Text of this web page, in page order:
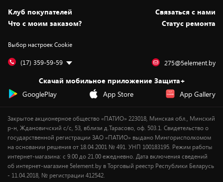
Статьи и обзоры
Вакансии
Дай пять добру!
Безналичный расчёт
Обмен и возврат товара
Обработка персональных данных
Подарочные карты
Установка техники
Для игровых консолей
Для мобильных устройств
Для компьютеров
Сервисные центры
Скидки и промокоды
Белорусские товары
Бонусы
Оплата частями
Новинки
Клуб покупателей
Cвязаться с нами
Что с моим заказом?
Статус ремонта
Выбор настроек Cookie
(17) 359-59-59 275@5element.by
Скачай мобильное приложение Защита+
GooglePlay
App Store App Gallery
Закрытое акционерное общество «ПАТИО» 223018, Минская обл., Минский
р-н, Ждановичский с/с, 53, вблизи д.Тарасово, оф. 503.1. Свидетельство о
государственной регистрации ЗАО «ПАТИО» выдано Мингорисполкомом
на основании решения от 18.04.2001 № 491. УНП 100183195. Режим работы
интернет-магазина: с 9.00 до 21.00 ежедневно. Дата включения сведений
об интернет-магазине 5element.by в Торговый реестр Республики Беларусь
- 11.04.2018, № регистрации 412542.